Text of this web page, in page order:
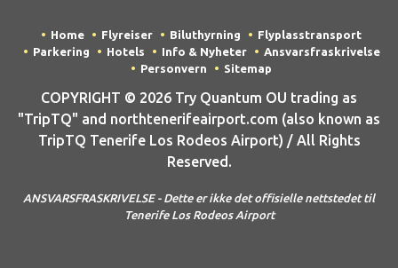
Home Flyreiser Biluthyrning
Flyplasstransport
Parkering
Hotels Info & Nyheter
Ansvarsfraskrivelse
Personvern
Sitemap
COPYRIGHT © 2026 Try Quantum OU trading as
"TripTQ" and northtenerifeairport.com (also known as
TripTQ Tenerife Los Rodeos Airport) / All Rights
Reserved.
ANSVARSFRASKRIVELSE - Dette er ikke det offisielle nettstedet til
Tenerife Los Rodeos Airport